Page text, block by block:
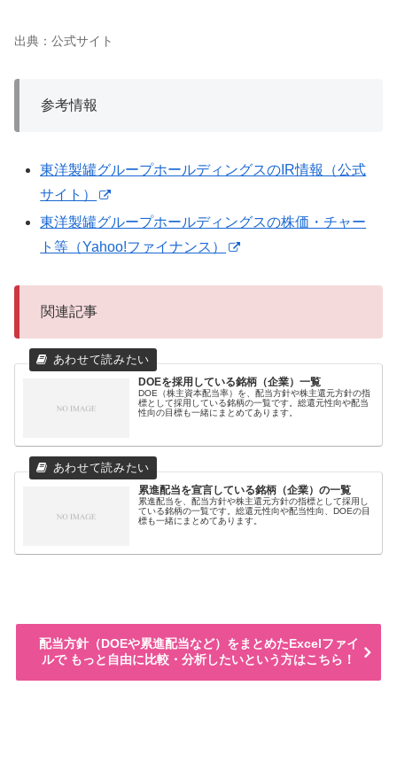
出典：公式サイト
参考情報
東洋製罐グループホールディングスのIR情報（公式
サイト）
東洋製罐グループホールディングスの株価・チャー
ト等（Yahoo!ファイナンス）
関連記事
DOEを採用している銘柄（企業）一覧
DOE（株主資本配当率）を、配当方針や株主還元方針の指
標として採用している銘柄の一覧です。総還元性向や配当
性向の目標も一緒にまとめてあります。
累進配当を宣言している銘柄（企業）の一覧
累進配当を、配当方針や株主還元方針の指標として採用し
ている銘柄の一覧です。総還元性向や配当性向、DOEの目
標も一緒にまとめてあります。
配当方針（DOEや累進配当など）をまとめたExcelファイ
ルで もっと自由に比較・分析したいという方はこちら！